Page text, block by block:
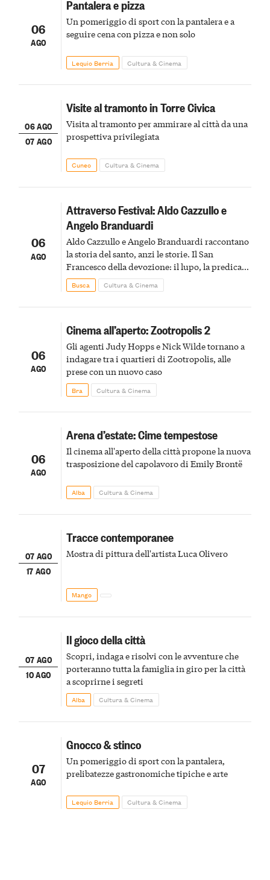
06
AGO
Pantalera e pizza
Un pomeriggio di sport con la pantalera e a
seguire cena con pizza e non solo
Lequio Berria Cultura & Cinema
06 AGO
07 AGO
Visite al tramonto in Torre Civica
Visita al tramonto per ammirare al città da una
prospettiva privilegiata
Cuneo Cultura & Cinema
06
AGO
Attraverso Festival: Aldo Cazzullo e
Angelo Branduardi
Aldo Cazzullo e Angelo Branduardi raccontano
la storia del santo, anzi le storie. Il San
Francesco della devozione: il lupo, la predica
agli uccelli, le stimmate
Busca Cultura & Cinema
06
AGO
Cinema all’aperto: Zootropolis 2
Gli agenti Judy Hopps e Nick Wilde tornano a
indagare tra i quartieri di Zootropolis, alle
prese con un nuovo caso
Bra Cultura & Cinema
06
AGO
Arena d’estate: Cime tempestose
Il cinema all'aperto della città propone la nuova
trasposizione del capolavoro di Emily Brontë
Alba Cultura & Cinema
07 AGO
17 AGO
Tracce contemporanee
Mostra di pittura dell'artista Luca Olivero
Mango
07 AGO
10 AGO
Il gioco della città
Scopri, indaga e risolvi con le avventure che
porteranno tutta la famiglia in giro per la città
a scoprirne i segreti
Alba Cultura & Cinema
07
AGO
Gnocco & stinco
Un pomeriggio di sport con la pantalera,
prelibatezze gastronomiche tipiche e arte
Lequio Berria Cultura & Cinema